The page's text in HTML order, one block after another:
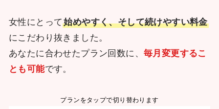
女性にとって始めやすく、そして続けやすい料金
にこだわり抜きました。
あなたに合わせたプラン回数に、 毎月変更するこ
とも可能です。
プランをタップで切り替わります